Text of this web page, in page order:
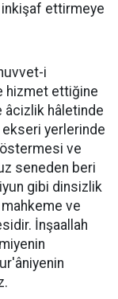
ettirmeye
i
hizmet ettiğine
âcizlik hâletinde
yerlerinde
ve
seneden beri
gibi dinsizlik
ve
İnşaallah